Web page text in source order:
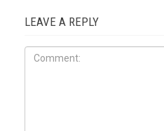
LEAVE A REPLY